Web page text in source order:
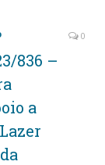
836 –
a
0